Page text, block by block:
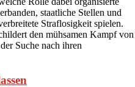
staatliche Stellen und
Straflosigkeit spielen.
den mühsamen Kampf von
Suche nach ihren